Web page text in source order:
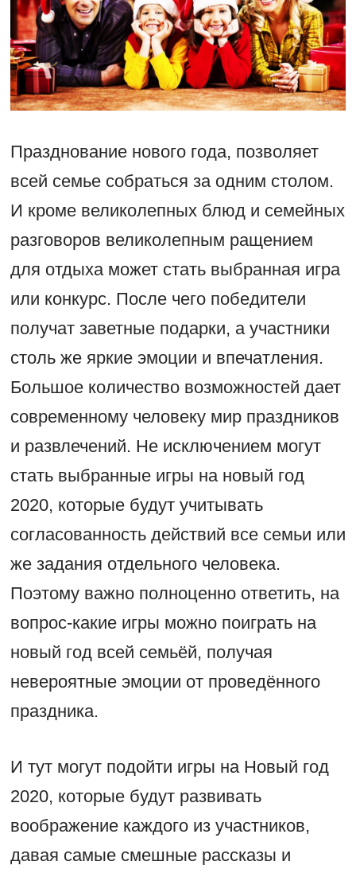
Празднование нового года, позволяет
всей семье собраться за одним столом.
И кроме великолепных блюд и семейных
разговоров великолепным ращением
для отдыха может стать выбранная игра
или конкурс. После чего победители
получат заветные подарки, а участники
столь же яркие эмоции и впечатления.
Большое количество возможностей дает
современному человеку мир праздников
и развлечений. Не исключением могут
стать выбранные игры на новый год
2020, которые будут учитывать
согласованность действий все семьи или
же задания отдельного человека.
Поэтому важно полноценно ответить, на
вопрос-какие игры можно поиграть на
новый год всей семьёй, получая
невероятные эмоции от проведённого
праздника.
И тут могут подойти игры на Новый год
2020, которые будут развивать
воображение каждого из участников,
давая самые смешные рассказы и